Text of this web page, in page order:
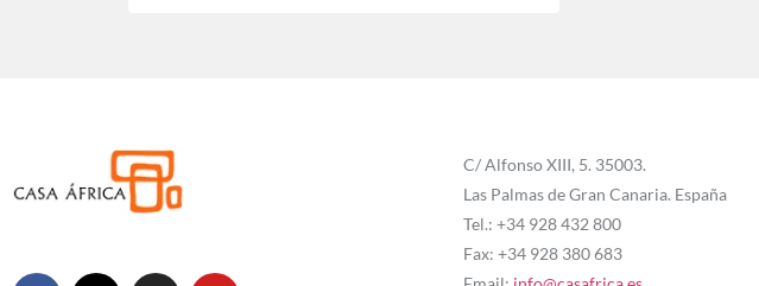
C/ Alfonso XIII, 5. 35003.
Las Palmas de Gran Canaria. España
Tel.: +34 928 432 800
Fax: +34 928 380 683